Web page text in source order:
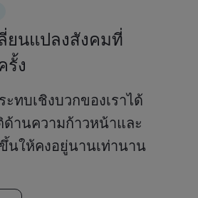
ลี่ยนแปลงสังคมที่
รั้ง
ทบเชิงบวกของเราได้
ด้านความก้าวหน้าและ
นให้คงอยู่นานเท่านาน